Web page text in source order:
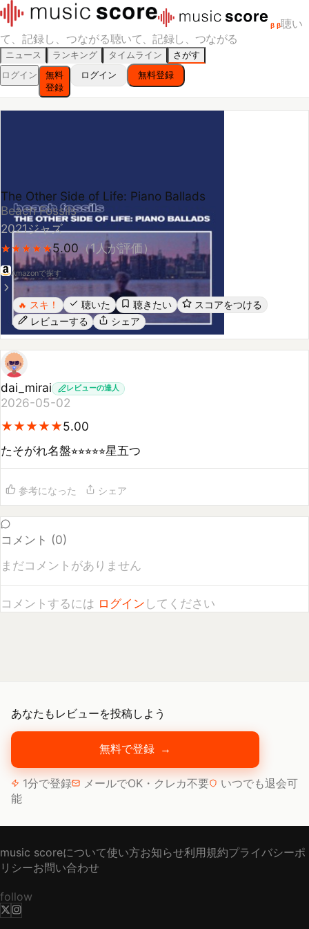
β β聴い
て、記録し、つながる聴いて、記録し、つながる
ニュース ランキング タイムライン
さがす
ログイン
無料
登録
ログイン 無料登録
Beach Fossils
2021ジャズ
★
★★
★★
★★
★★
★5.00（1人が評価）
Amazonで探す
🔥スキ！ 聴いた 聴きたい
スコアをつける
レビューする
シェア
dai_mirai
2026-05-02
★
★★
★★
★★
★★
★5.00
参考になった シェア
コメント (0
まだコメントがありません
コメントするにはログイン してください
あなたもレビューを投稿しよう
無料で登録 →
1分で登録 メールでOK・クレカ不要
いつでも退会可
能
music scoreについて使い方お知らせ利用規約プライバシーポ
リシーお問い合わせ
follow